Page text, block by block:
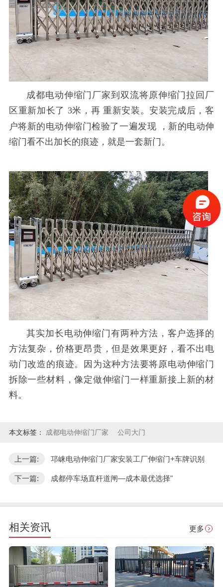
成都电动伸缩门厂家到双流将原伸缩门拉回厂
区重新加长了 3米， 再 重新安装。安装完成后，客
户将新的电动伸缩门检验了一遍发现
，新的电动伸
缩门看不出加长的痕迹，就是一套新门。
其实加长电动伸缩门有两种方法，客户选择的
方法复杂，价格更昂贵，但是效果更好，看不出电
动门改造的痕迹。因为这种方法要将原电动伸缩门
拆除一些材料，像定做伸缩门一样重新接上新的材
料。
本文标签： 成都电动伸缩门厂家 公司大门
上一篇: 邛崃电动伸缩门厂家安装工厂伸缩门+车牌识别
下一篇: 成都停车场直杆道闸—成本最优选择"
相关资讯 更多